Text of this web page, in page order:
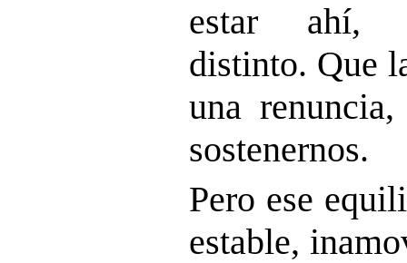
estar ahí,
distinto. Que
una
sostenernos.
Pero ese
estable,